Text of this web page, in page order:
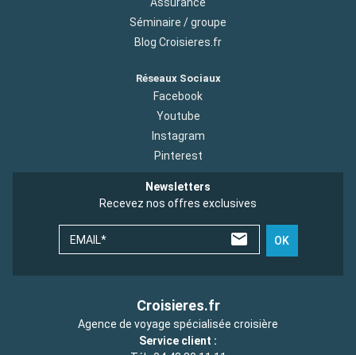
Séminaire / groupe
Blog Croisieres.fr
Réseaux Sociaux
Facebook
Youtube
Instagram
Pinterest
Newsletters
Recevez nos offres exclusives
EMAIL* OK
Croisieres.fr
Agence de voyage spécialisée croisière
Service client :